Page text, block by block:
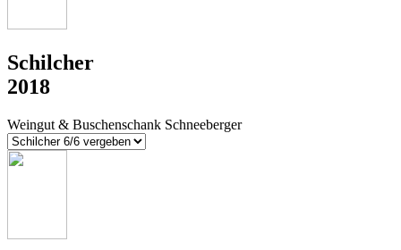
Schilcher
2018
Weingut & Buschenschank Schneeberger